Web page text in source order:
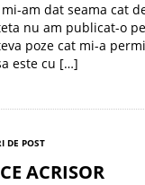
am dat seama cat
nu am publicat-o
poze cat mi-a
este cu […]
DE POST
ACRISOR